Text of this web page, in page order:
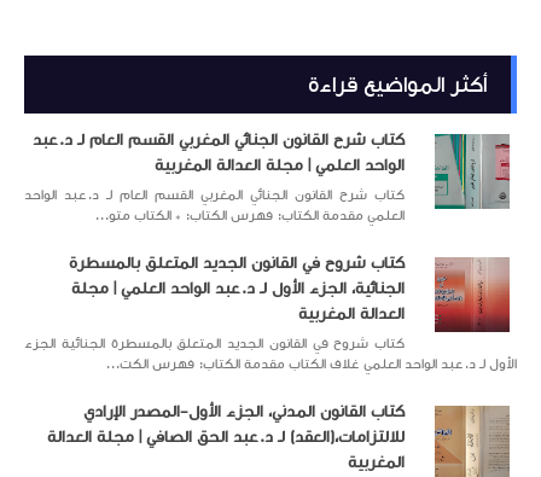
أكثر المواضيع قراءة
كتاب شرح القانون الجنائي المغربي القسم العام لـ د.عبد
الواحد العلمي | مجلة العدالة المغربية
كتاب شرح القانون الجنائي المغربي القسم العام لـ د.عبد الواحد
العلمي مقدمة الكتاب: فهرس الكتاب: * الكتاب متو...
كتاب شروح في القانون الجديد المتعلق بالمسطرة
الجنائية، الجزء الأول لـ د.عبد الواحد العلمي | مجلة
العدالة المغربية
كتاب شروح في القانون الجديد المتعلق بالمسطرة الجنائية الجزء
الأول لـ د.عبد الواحد العلمي غلاف الكتاب مقدمة الكتاب: فهرس الكت...
كتاب القانون المدني، الجزء الأول-المصدر الإرادي
للالتزامات،(العقد) لـ د.عبد الحق الصافي | مجلة العدالة
المغربية